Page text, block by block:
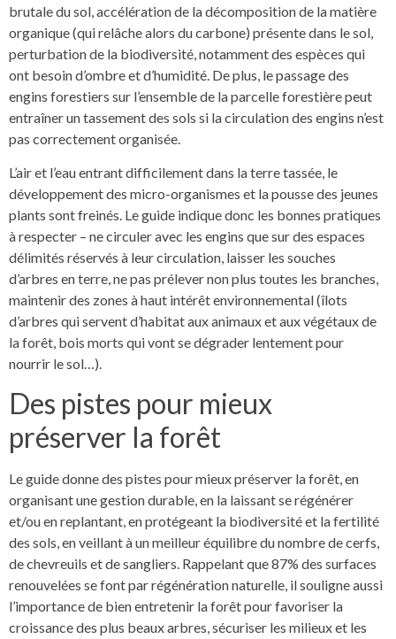
brutale du sol, accélération de la décomposition de la matière
organique (qui relâche alors du carbone) présente dans le sol,
perturbation de la biodiversité, notamment des espèces qui
ont besoin d’ombre et d’humidité. De plus, le passage des
engins forestiers sur l’ensemble de la parcelle forestière peut
entraîner un tassement des sols si la circulation des engins n’est
pas correctement organisée.
L’air et l’eau entrant difficilement dans la terre tassée, le
développement des micro-organismes et la pousse des jeunes
plants sont freinés. Le guide indique donc les bonnes pratiques
à respecter – ne circuler avec les engins que sur des espaces
délimités réservés à leur circulation, laisser les souches
d’arbres en terre, ne pas prélever non plus toutes les branches,
maintenir des zones à haut intérêt environnemental (îlots
d’arbres qui servent d’habitat aux animaux et aux végétaux de
la forêt, bois morts qui vont se dégrader lentement pour
nourrir le sol…).
Des pistes pour mieux
préserver la forêt
Le guide donne des pistes pour mieux préserver la forêt, en
organisant une gestion durable, en la laissant se régénérer
et/ou en replantant, en protégeant la biodiversité et la fertilité
des sols, en veillant à un meilleur équilibre du nombre de cerfs,
de chevreuils et de sangliers. Rappelant que 87% des surfaces
renouvelées se font par régénération naturelle, il souligne aussi
l’importance de bien entretenir la forêt pour favoriser la
croissance des plus beaux arbres, sécuriser les milieux et les